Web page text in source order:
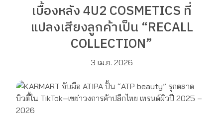
เบื้องหลัง 4U2 COSMETICS ที่
แปลงเสียงลูกค้าเป็น “RECALL
COLLECTION”
3 เม.ย. 2026